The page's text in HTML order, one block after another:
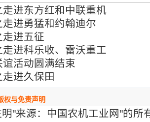
走进东方红和中联重机
走进勇猛和约翰迪尔
走进五征
走进科乐收、雷沃重工
活动圆满结束
进久保田
权与免责声明
"来源：中国农机工业网"的所